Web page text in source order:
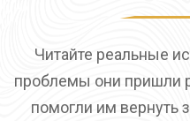
Читайте реальные
проблемы они пришли
помогли им вернуть